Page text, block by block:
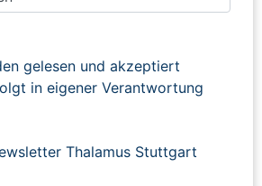
gelesen und akzeptiert
in eigener Verantwortung
Thalamus Stuttgart